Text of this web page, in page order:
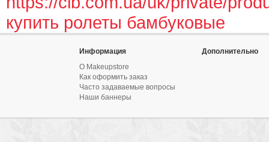
купить ролеты бамбуковые
Информация
О Makeupstore
Как оформить заказ
Часто задаваемые вопросы
Наши баннеры
Дополнительно